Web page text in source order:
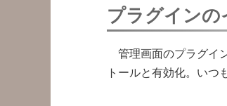
プラグインの
管理画面のプラグイ
トールと有効化。いつ